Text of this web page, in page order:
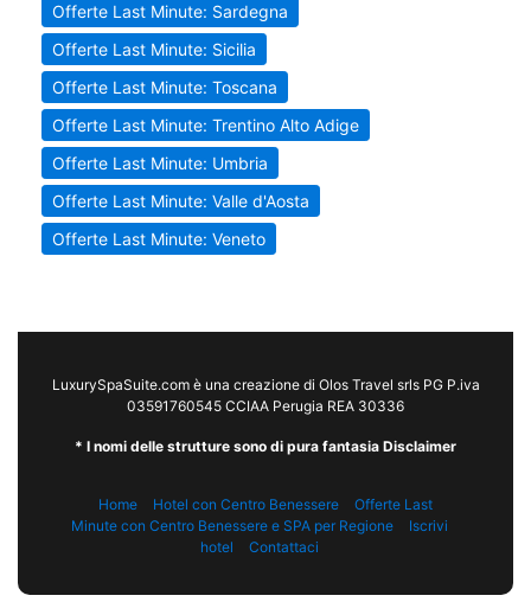
Offerte Last Minute: Sardegna
Offerte Last Minute: Sicilia
Offerte Last Minute: Toscana
Offerte Last Minute: Trentino Alto Adige
Offerte Last Minute: Umbria
Offerte Last Minute: Valle d'Aosta
Offerte Last Minute: Veneto
LuxurySpaSuite.com è una creazione di Olos Travel srls PG P.iva
03591760545 CCIAA Perugia REA 30336
* I nomi delle strutture sono di pura fantasia Disclaimer
Home Hotel con Centro Benessere
Offerte Last
Minute con Centro Benessere e SPA per Regione
Iscrivi
hotel
Contattaci